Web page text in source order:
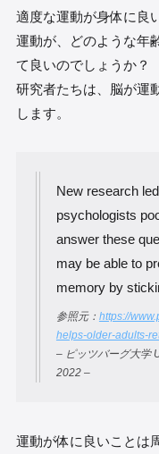
適度な運動が身体に良
運動が、どのような年
て良いのでしょうか？
研究者たちは、脳が運
します。
New research
psychologists
answer these
may be able to
memory by
参照元： https://
helps-older-adults-
– ピッツバーグ大学
2022 –
運動が体に良いことは